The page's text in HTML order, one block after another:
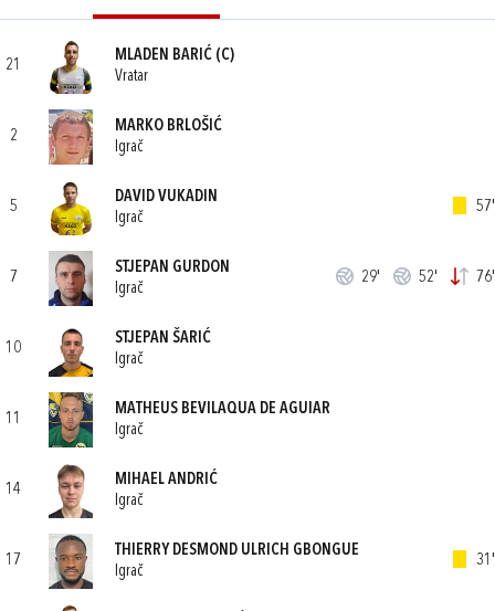
21
MLADEN BARIĆ (C)
Vratar
2
MARKO BRLOŠIĆ
Igrač
5
DAVID VUKADIN
Igrač
57'
7
STJEPAN GURDON
Igrač
29' 52' 76'
10
STJEPAN ŠARIĆ
Igrač
11
MATHEUS BEVILAQUA DE AGUIAR
Igrač
14
MIHAEL ANDRIĆ
Igrač
17
THIERRY DESMOND ULRICH GBONGUE
Igrač
31'